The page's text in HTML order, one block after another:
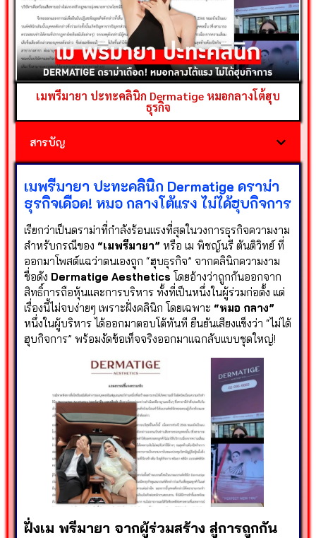
เมพรีมายา ปะทะคลินิก Dermatige หมอกลางโต้ฮุบ
ธุรกิจ
สารบัญ
เมพรีมายา ปะทะคลินิก Dermatige ดราม่า
ธุรกิจเดือด! หมอ กลางโต้แรง ไม่ได้ฮุบกิจการ
เรียกว่าเป็นดราม่าที่กำลังร้อนแรงที่สุดในวงการธุรกิจความงาม
สำหรับกรณีของ “เมพรีมายา” หรือ เม พิชญ์นรี ตันติวิทย์ ที่
ออกมาโพสต์แฉว่าตนเองถูก “ฮุบธุรกิจ” จากคลินิกความงาม
ชื่อดัง Dermatige Aesthetics โดยอ้างว่าถูกกันออกจาก
สิทธิ์การถือหุ้นและการบริหาร ทั้งที่เป็นหนึ่งในผู้ร่วมก่อตั้ง แต่
เรื่องนี้ไม่จบง่ายๆ เพราะฝั่งคลินิก โดยเฉพาะ “หมอ กลาง”
หนึ่งในผู้บริหาร ได้ออกมาตอบโต้ทันที ยืนยันเสียงแข็งว่า “ไม่ได้
ฮุบกิจการ” พร้อมงัดข้อเท็จจริงออกมาแฉกลับแบบชุดใหญ่!
ฝั่งเม พรีมายา จากผู้ร่วมสร้าง สู่การถูกกัน